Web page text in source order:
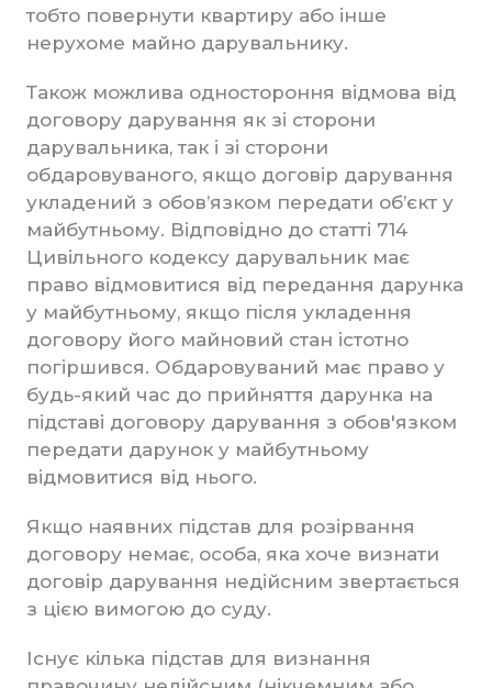
тобто повернути квартиру або інше
нерухоме майно дарувальнику.
Також можлива одностороння відмова від
договору дарування як зі сторони
дарувальника, так і зі сторони
обдаровуваного, якщо договір дарування
укладений з обов’язком передати об’єкт у
майбутньому. Відповідно до статті 714
Цивільного кодексу дарувальник має
право відмовитися від передання дарунка
у майбутньому, якщо після укладення
договору його майновий стан істотно
погіршився. Обдаровуваний має право у
будь-який час до прийняття дарунка на
підставі договору дарування з обов'язком
передати дарунок у майбутньому
відмовитися від нього.
Якщо наявних підстав для розірвання
договору немає, особа, яка хоче визнати
договір дарування недійсним звертається
з цією вимогою до суду.
Існує кілька підстав для визнання